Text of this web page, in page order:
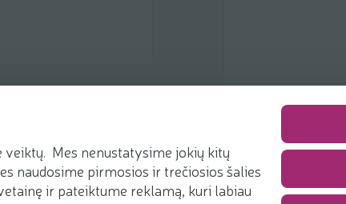
veiktų. Mes nenustatysime jokių kitų
naudosime pirmosios ir trečiosios šalies
ir pateiktume reklamą, kuri labiauPakavimo mokestis